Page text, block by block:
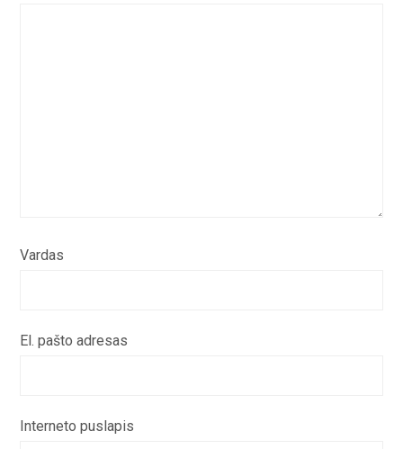
Vardas
El. pašto adresas
Interneto puslapis